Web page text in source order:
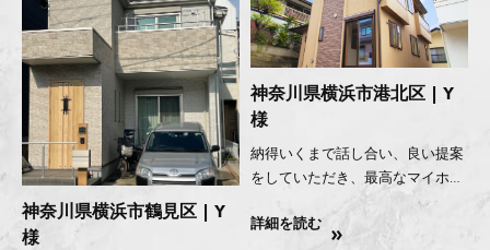
神奈川県横浜市鶴見区 | Y
様
神奈川県横浜市港北区 | Y
様
納得いくまで話し合い、良い提案
をしていただき、最高なマイホー
詳細を読む